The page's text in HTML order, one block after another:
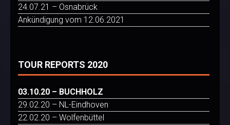
24.07.21 – Osnabrück
Ankündigung vom 12.06.2021
TOUR REPORTS 2020
03.10.20 – BUCHHOLZ
29.02.20 – NL-Eindhoven
22.02.20 – Wolfenbüttel